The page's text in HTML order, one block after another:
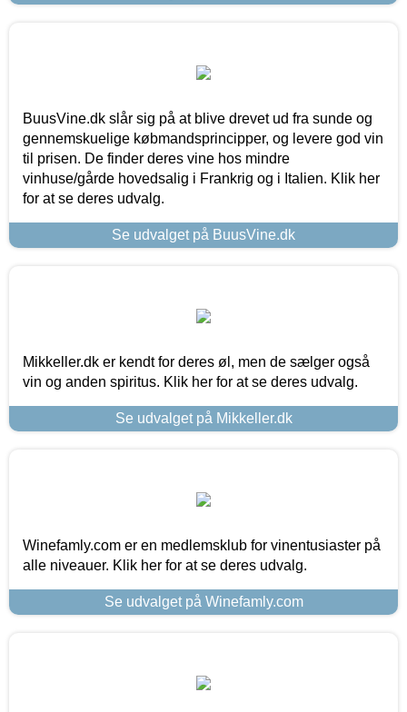
BuusVine.dk slår sig på at blive drevet ud fra sunde og
gennemskuelige købmandsprincipper, og levere god vin
til prisen. De finder deres vine hos mindre
vinhuse/gårde hovedsalig i Frankrig og i Italien. Klik her
for at se deres udvalg.
Se udvalget på BuusVine.dk
Mikkeller.dk er kendt for deres øl, men de sælger også
vin og anden spiritus. Klik her for at se deres udvalg.
Se udvalget på Mikkeller.dk
Winefamly.com er en medlemsklub for vinentusiaster på
alle niveauer. Klik her for at se deres udvalg.
Se udvalget på Winefamly.com